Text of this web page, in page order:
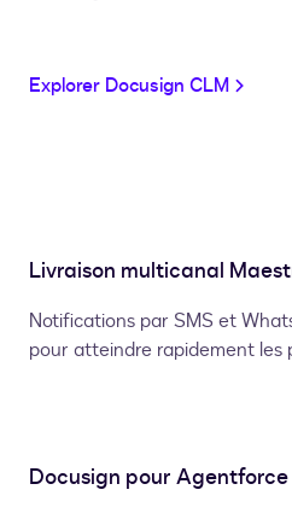
Explorer Docusign CLM
Livraison multicanal
Notifications par SMS et
pour atteindre rapidement les
Docusign pour Agentforce